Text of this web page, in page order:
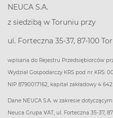
NEUCA S.A.
z siedzibą w Toruniu przy
ul. Forteczna 35-37, 87-100
wpisana do Rejestru Przedsiębiorców
Wydział Gospodarczy KRS pod nr KRS:
NIP 8790017162, kapitał zakładowy 4
Dane NEUCA S.A. w zakresie
Neuca Grupa VAT, ul. Forteczna 35-37,